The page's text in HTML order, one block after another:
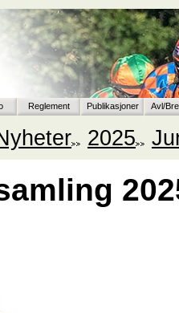
Reglement Publikasjoner Avl/
2025